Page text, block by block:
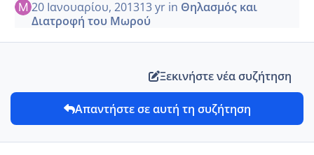
20 Ιανουαρίου, 201313 yrin Θηλασμός και
Διατροφή του Μωρού
Ξεκινήστε νέα συζήτηση
Απαντήστε σε αυτή τη συζήτηση